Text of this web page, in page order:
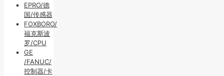
EPRO/德
国/传感器
FOXBORO/
福克斯波
罗/CPU
GE
/FANUC/
控制器/卡